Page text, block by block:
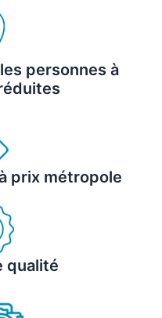
personnes à
prix métropole
qualité